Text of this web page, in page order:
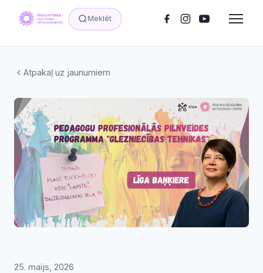
Meklēt
Atpakaļ uz jaunumiem
25. maijs, 2026